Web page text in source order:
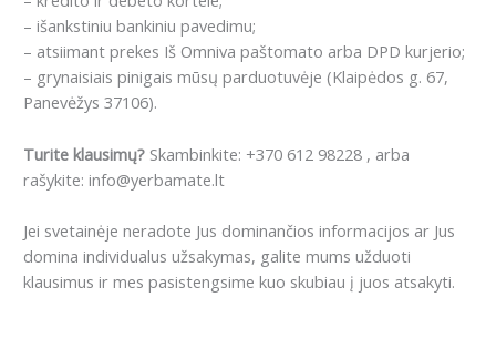
– išankstiniu bankiniu pavedimu;
– atsiimant prekes Iš Omniva paštomato arba DPD kurjerio;
– grynaisiais pinigais mūsų parduotuvėje (Klaipėdos g. 67,
Panevėžys 37106).
Turite klausimų? Skambinkite: +370 612 98228 , arba
rašykite: info@yerbamate.lt
Jei svetainėje neradote Jus dominančios informacijos ar Jus
domina individualus užsakymas, galite mums užduoti
klausimus ir mes pasistengsime kuo skubiau į juos atsakyti.